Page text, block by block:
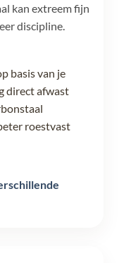
kan extreem fijn
discipline.
basis van je
direct afwast
roestvast